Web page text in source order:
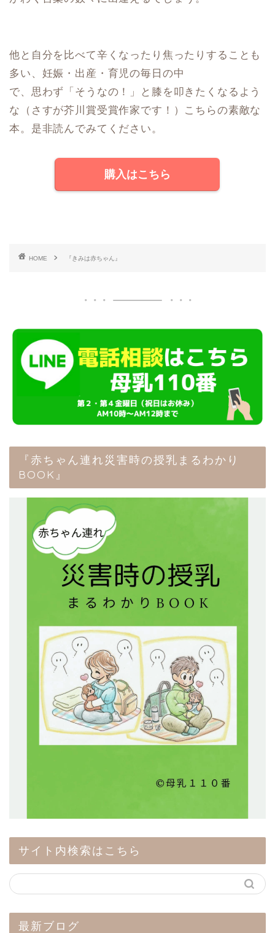
他と自分を比べて辛くなったり焦ったりすることも
多い、妊娠・出産・育児の毎日の中
で、思わず「そうなの！」と膝を叩きたくなるよう
な（さすが芥川賞受賞作家です！）こちらの素敵な
本。是非読んでみてください。
購入はこちら
HOME 『きみは赤ちゃん』
『赤ちゃん連れ災害時の授乳まるわかり
BOOK』
サイト内検索はこちら
最新ブログ